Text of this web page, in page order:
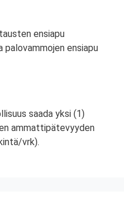
ensiapu
palovammojen ensiapu
saada yksi (1)
ammattipätevyyden
vrk).